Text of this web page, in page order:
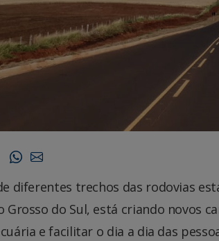
diferentes trechos das rodovias
Grosso do Sul, está criando novos
e facilitar o dia a dia das